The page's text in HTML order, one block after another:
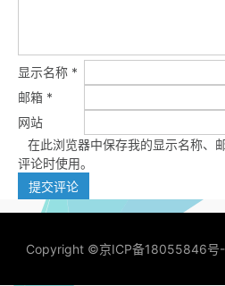
显示名称 *
邮箱 *
网站
在此浏览器中保存我的显示名称、
评论时使用。
Copyright ©京ICP备18055846号